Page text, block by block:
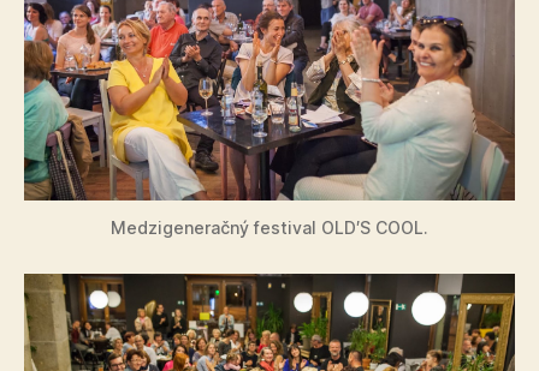
Medzigeneračný festival OLD′S COOL.